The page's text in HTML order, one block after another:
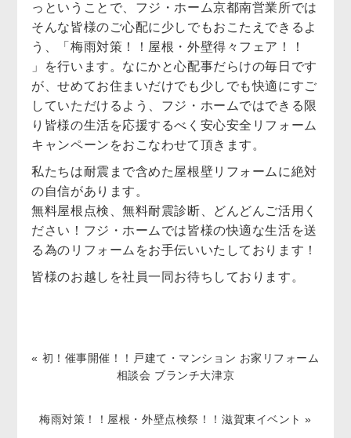
っということで、フジ・ホーム京都南営業所では
そんな皆様のご心配に少しでもおこたえできるよ
う、「梅雨対策！！屋根・外壁得々フェア！！
」を行います。なにかと心配事だらけの毎日です
が、せめてお住まいだけでも少しでも快適にすご
していただけるよう、フジ・ホームではできる限
り皆様の生活を応援するべく安心安全リフォーム
キャンペーンをおこなわせて頂きます。
私たちは耐震まで含めた屋根壁リフォームに絶対
の自信があります。
無料屋根点検、無料耐震診断、どんどんご活用く
ださい！フジ・ホームでは皆様の快適な生活を送
る為のリフォームをお手伝いいたしております！
皆様のお越しを社員一同お待ちしております。
« 初！催事開催！！戸建て・マンション お家リフォーム
相談会 ブランチ大津京
梅雨対策！！屋根・外壁点検祭！！滋賀東イベント »